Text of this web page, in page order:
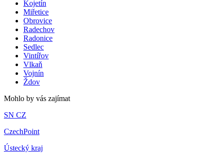
Kojetín
Miřetice
Obrovice
Radechov
Radonice
Sedlec
Vintířov
Vlkaň
Vojnín
Ždov
Mohlo by vás zajímat
SN CZ
CzechPoint
Ústecký kraj